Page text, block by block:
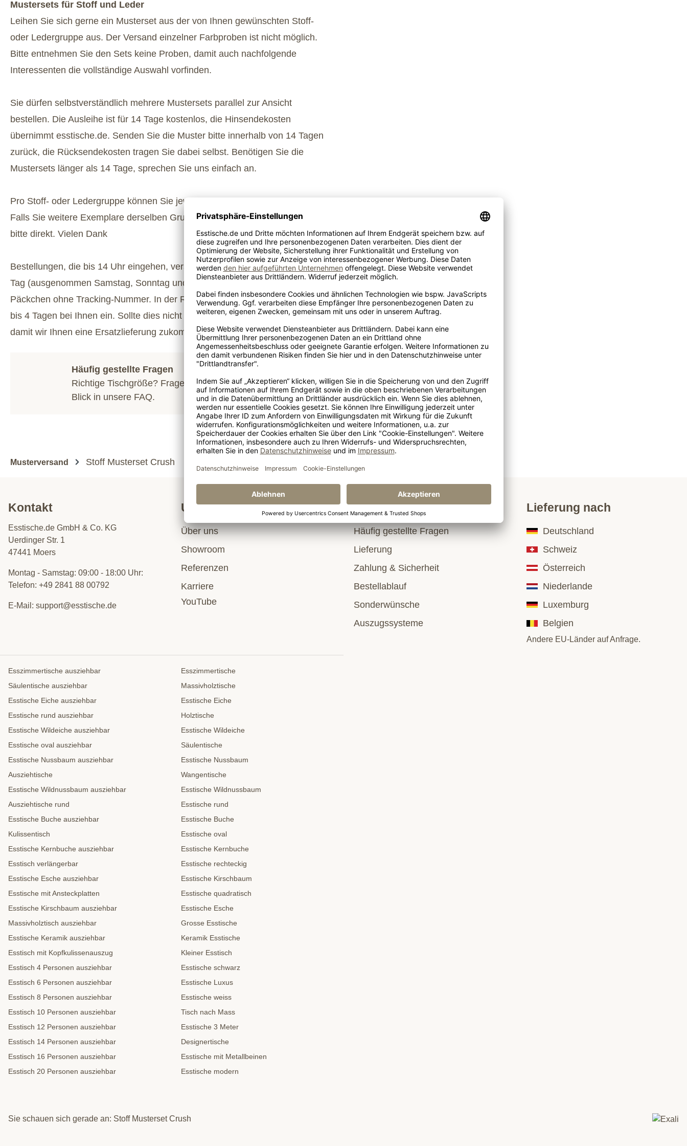
Mustersets für Stoff und Leder
Leihen Sie sich gerne ein Musterset aus der von Ihnen gewünschten Stoff-
oder Ledergruppe aus. Der Versand einzelner Farbproben ist nicht möglich.
Bitte entnehmen Sie den Sets keine Proben, damit auch nachfolgende
Interessenten die vollständige Auswahl vorfinden.
Sie dürfen selbstverständlich mehrere Mustersets parallel zur Ansicht
bestellen. Die Ausleihe ist für 14 Tage kostenlos, die Hinsendekosten
übernimmt esstische.de. Senden Sie die Muster bitte innerhalb von 14 Tagen
zurück, die Rücksendekosten tragen Sie dabei selbst. Benötigen Sie die
Mustersets länger als 14 Tage, sprechen Sie uns einfach an.
Pro Stoff- oder Ledergruppe können Sie jeweils nur ein Musterset bestellen.
Falls Sie weitere Exemplare derselben Gruppe benötigen, kontaktieren Sie uns
bitte direkt. Vielen Dank
Bestellungen, die bis 14 Uhr eingehen, versenden wir meist noch am selben
Tag (ausgenommen Samstag, Sonntag und Feiertage). Der Versand erfolgt als
Päckchen ohne Tracking-Nummer. In der Regel treffen die Mustersets nach 3
bis 4 Tagen bei Ihnen ein. Sollte dies nicht klappen, geben Sie uns Bescheid,
damit wir Ihnen eine Ersatzlieferung zukommen lassen können.
Häufig gestellte Fragen
Richtige Tischgröße? Fragen zum Holz? Werfen Sie einen
Blick in unsere FAQ.
Musterversand Stoff Musterset Crush
Kontakt
Esstische.de GmbH & Co. KG
Uerdinger Str. 1
47441 Moers
Montag - Samstag: 09:00 - 18:00 Uhr:
Telefon: +49 2841 88 00792
E-Mail: support@esstische.de
Unternehmen
Über uns
Showroom
Referenzen
Karriere
YouTube
Service & Hilfe
Häufig gestellte Fragen
Lieferung
Zahlung & Sicherheit
Bestellablauf
Sonderwünsche
Auszugssysteme
Lieferung nach
Deutschland
Schweiz
Österreich
Niederlande
Luxemburg
Belgien
Andere EU-Länder auf Anfrage.
Esszimmertische ausziehbar
Säulentische ausziehbar
Esstische Eiche ausziehbar
Esstische rund ausziehbar
Esstische Wildeiche ausziehbar
Esstische oval ausziehbar
Esstische Nussbaum ausziehbar
Ausziehtische
Esstische Wildnussbaum ausziehbar
Ausziehtische rund
Esstische Buche ausziehbar
Kulissentisch
Esstische Kernbuche ausziehbar
Esstisch verlängerbar
Esstische Esche ausziehbar
Esstische mit Ansteckplatten
Esstische Kirschbaum ausziehbar
Massivholztisch ausziehbar
Esstische Keramik ausziehbar
Esstisch mit Kopfkulissenauszug
Esstisch 4 Personen ausziehbar
Esstisch 6 Personen ausziehbar
Esstisch 8 Personen ausziehbar
Esstisch 10 Personen ausziehbar
Esstisch 12 Personen ausziehbar
Esstisch 14 Personen ausziehbar
Esstisch 16 Personen ausziehbar
Esstisch 20 Personen ausziehbar
Esszimmertische
Massivholztische
Esstische Eiche
Holztische
Esstische Wildeiche
Säulentische
Esstische Nussbaum
Wangentische
Esstische Wildnussbaum
Esstische rund
Esstische Buche
Esstische oval
Esstische Kernbuche
Esstische rechteckig
Esstische Kirschbaum
Esstische quadratisch
Esstische Esche
Grosse Esstische
Keramik Esstische
Kleiner Esstisch
Esstische schwarz
Esstische Luxus
Esstische weiss
Tisch nach Mass
Esstische 3 Meter
Designertische
Esstische mit Metallbeinen
Esstische modern
Sie schauen sich gerade an: Stoff Musterset Crush